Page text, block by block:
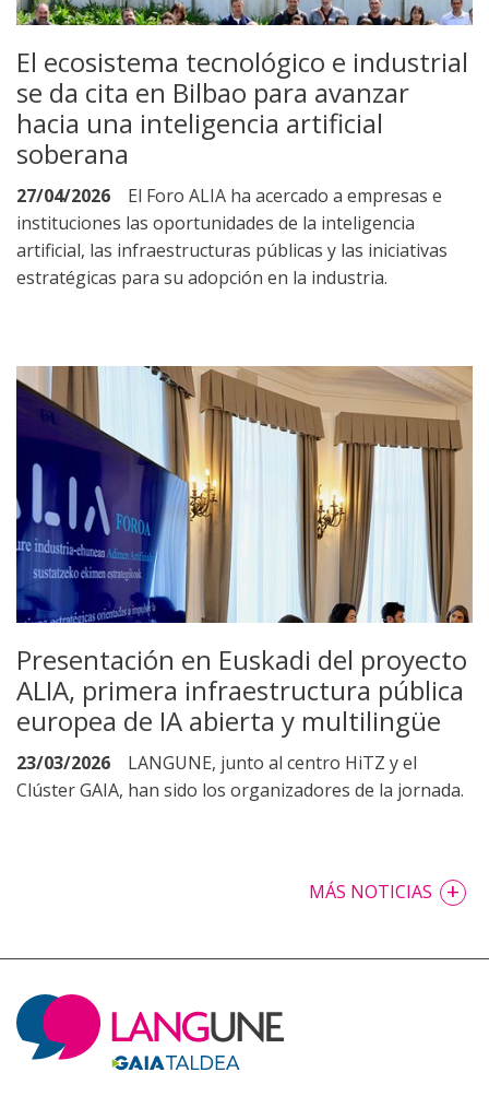
El ecosistema tecnológico e industrial
se da cita en Bilbao para avanzar
hacia una inteligencia artificial
soberana
27/04/2026
El Foro ALIA ha acercado a empresas e
instituciones las oportunidades de la inteligencia
artificial, las infraestructuras públicas y las iniciativas
estratégicas para su adopción en la industria.
Presentación en Euskadi del proyecto
ALIA, primera infraestructura pública
europea de IA abierta y multilingüe
23/03/2026
LANGUNE, junto al centro HiTZ y el
Clúster GAIA, han sido los organizadores de la jornada.
MÁS NOTICIAS +